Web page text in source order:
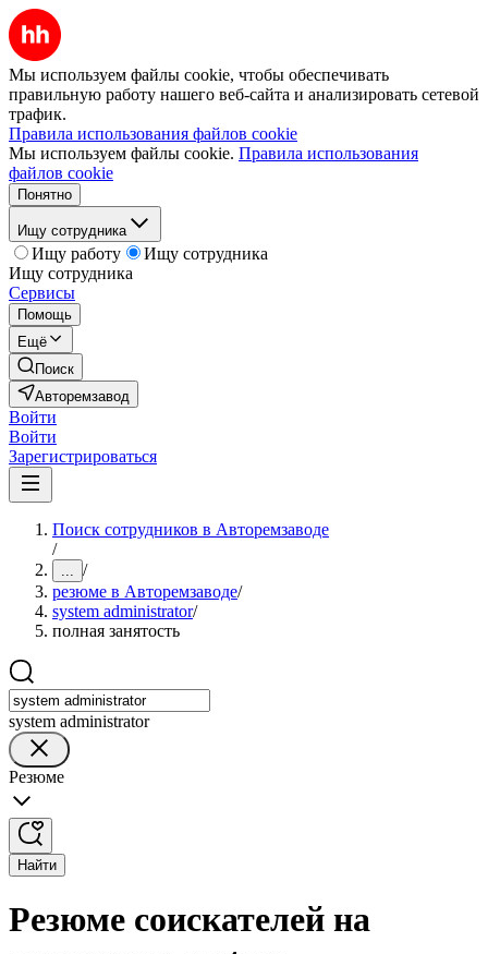
Мы используем файлы cookie, чтобы обеспечивать
правильную работу нашего веб-сайта и анализировать сетевой
трафик.
Правила использования файлов cookie
Мы используем файлы cookie. Правила использования
файлов cookie
Понятно
Ищу сотрудника
Ищу работу
Ищу сотрудника
Ищу сотрудника
Сервисы
Помощь
Ещё
Поиск
Авторемзавод
Войти
Войти
Зарегистрироваться
Поиск сотрудников в Авторемзаводе
/
... /
резюме в Авторемзаводе/
system administrator/
полная занятость
system administrator
Резюме
Найти
Резюме соискателей на